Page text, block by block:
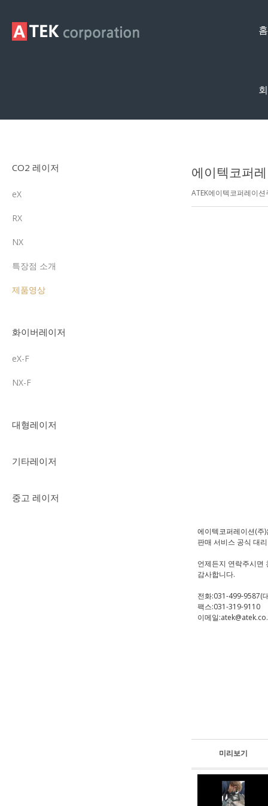
홈
CO2 레이저
eX
RX
NX
특장점 소개
제품영상
화이버레이저
eX-F
NX-F
대형레이저
기타레이저
중고 레이저
에이텍코퍼
ATEK에이텍코퍼레이
에이텍코퍼레이션(주
판매 서비스 공식 대
언제든지 연락주시면
감사합니다.
전화:031-499-9587(
팩스:031-319-9110
이메일
미리보기